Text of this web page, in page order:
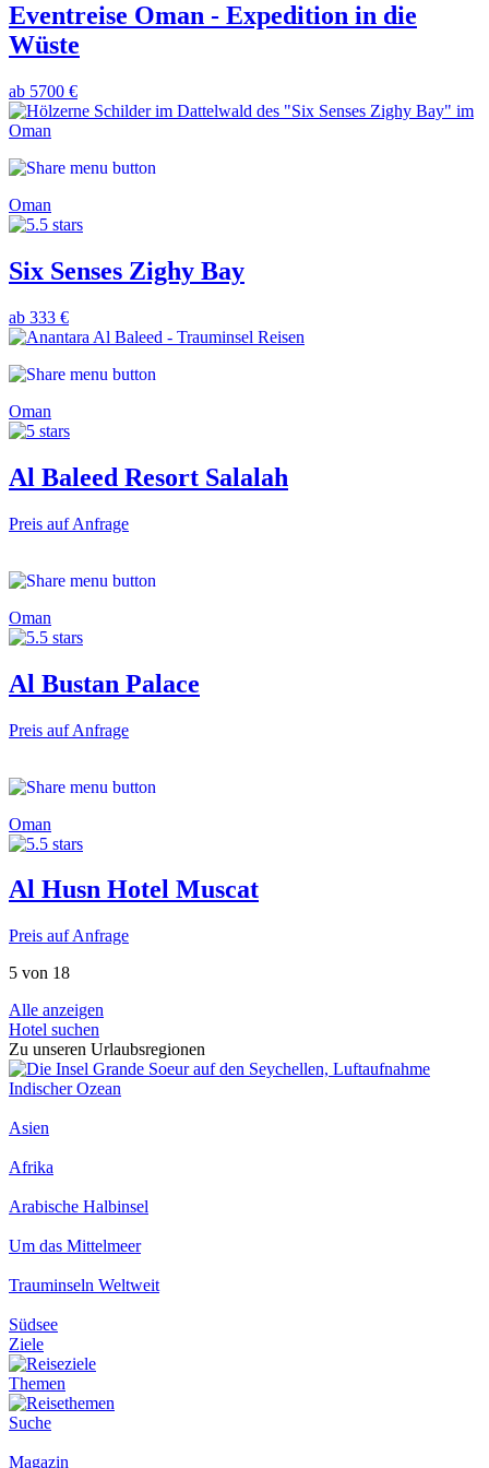
Eventreise Oman - Expedition in die
Wüste
ab 5700 €
Oman
Six Senses Zighy Bay
ab 333 €
Oman
Al Baleed Resort Salalah
Preis auf Anfrage
Oman
Al Bustan Palace
Preis auf Anfrage
Oman
Al Husn Hotel Muscat
Preis auf Anfrage
5 von 18
Alle anzeigen
Hotel suchen
Zu unseren Urlaubsregionen
Indischer Ozean
Asien
Afrika
Arabische Halbinsel
Um das Mittelmeer
Trauminseln Weltweit
Südsee
Ziele
Themen
Suche
Magazin